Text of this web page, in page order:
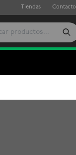
Tiendas Contacto